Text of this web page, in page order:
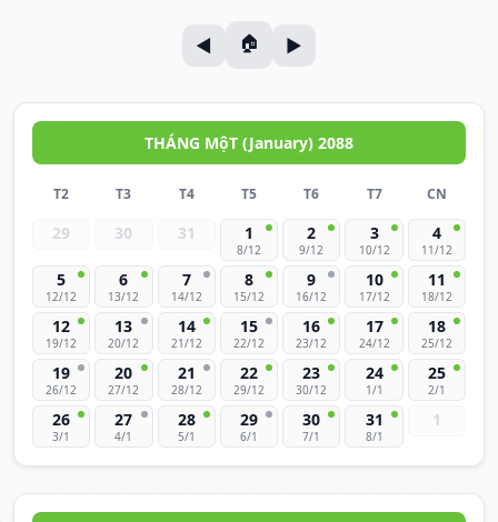
THÁNG MộT (January) 2088
T2 T3 T4 T5 T6 T7 CN
29 30 31 1
8/12
2
9/12
3
10/12
4
11/12
5
12/12
6
13/12
7
14/12
8
15/12
9
16/12
10
17/12
11
18/12
12
19/12
13
20/12
14
21/12
15
22/12
16
23/12
17
24/12
18
25/12
19
26/12
20
27/12
21
28/12
22
29/12
23
30/12
24
1/1
25
2/1
26
3/1
27
4/1
28
5/1
29
6/1
30
7/1
31
8/1
1